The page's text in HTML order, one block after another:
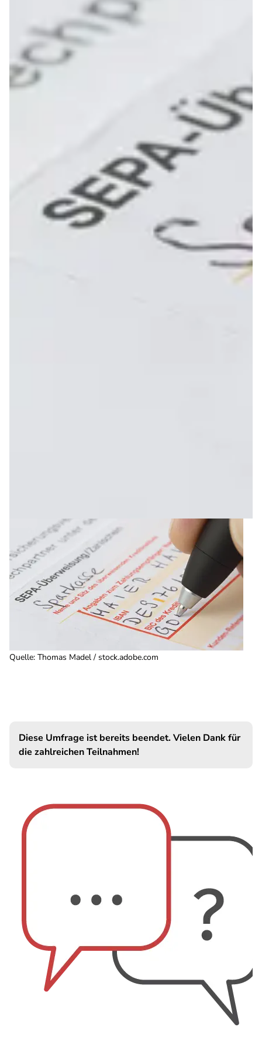
Quelle: Thomas Madel / stock.adobe.com
Diese Umfrage ist bereits beendet. Vielen Dank für
die zahlreichen Teilnahmen!